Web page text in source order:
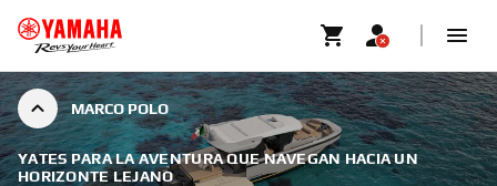
MARCO POLO
YATES PARA LA AVENTURA QUE NAVEGAN HACIA UN
HORIZONTE LEJANO